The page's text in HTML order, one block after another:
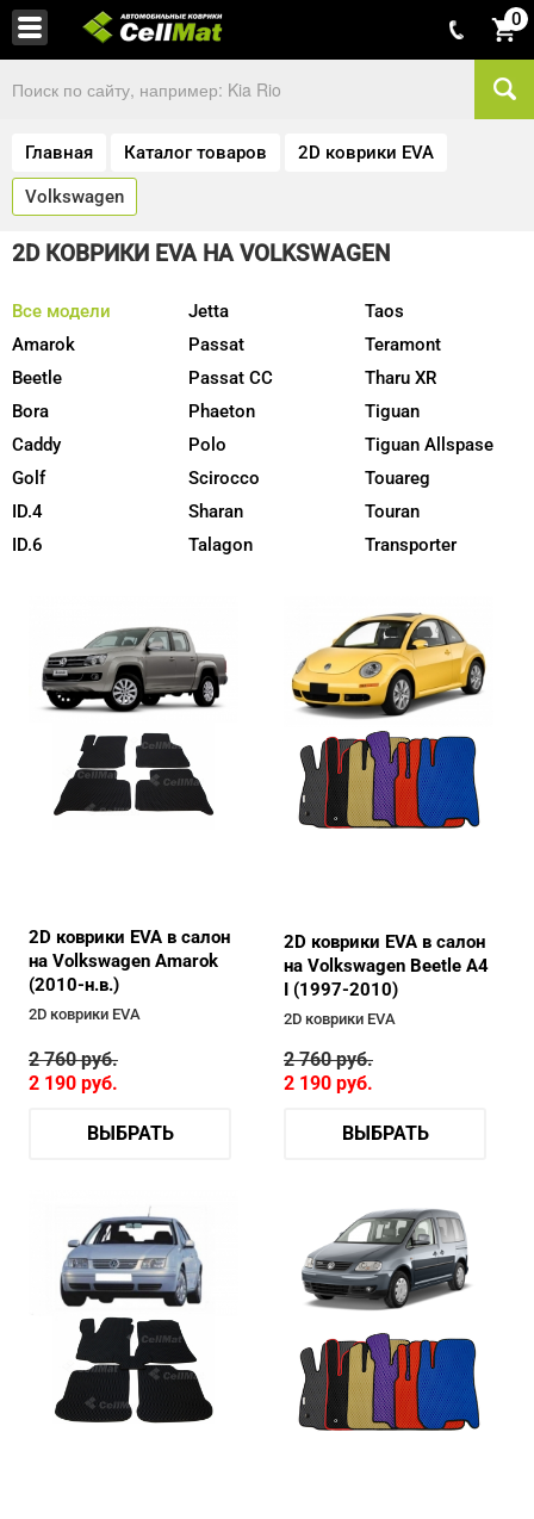
0
Главная Каталог товаров 2D коврики EVA
Volkswagen
2D КОВРИКИ EVA НА VOLKSWAGEN
Все модели
Amarok
Beetle
Bora
Caddy
Golf
ID.4
ID.6
Jetta
Passat
Passat CC
Phaeton
Polo
Scirocco
Sharan
Talagon
Taos
Teramont
Tharu XR
Tiguan
Tiguan Allspase
Touareg
Touran
Transporter
2D коврики EVA в салон
на Volkswagen Amarok
(2010-н.в.)
2D коврики EVA
2 760руб.
2 190 руб.
ВЫБРАТЬ
2D коврики EVA в салон
на Volkswagen Beetle A4
I (1997-2010)
2D коврики EVA
2 760руб.
2 190 руб.
ВЫБРАТЬ